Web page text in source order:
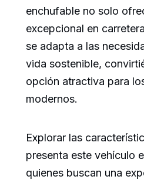
enchufable no solo
excepcional en
se adapta a las
vida sostenible,
opción atractiva para
modernos.
Explorar las
presenta este vehículo
quienes buscan una